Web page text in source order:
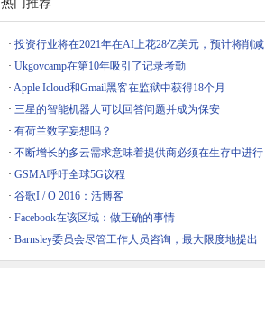
· 投资行业将在2021年在AI上花28亿美元，预计将削减
· Ukgovcamp在第10年吸引了记录考勤
· Apple Icloud和Gmail黑客在监狱中获得18个月
· 三星的智能机器人可以回答问题并成为保安
· 有荷兰数字妄想吗？
· 不断增长的多云需求意味着提供商必须在生存中进行
· GSMA呼吁全球5G议程
· 谷歌I / O 2016：活博客
· Facebook在该区域：做正确的事情
· Barnsley委员会尽管工作人员咨询，最大限度地提出